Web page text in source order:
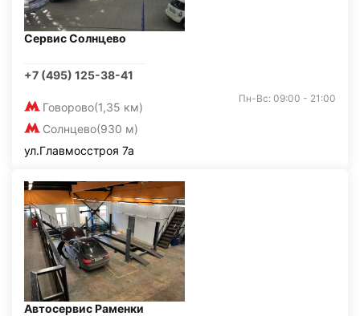
Сервис Солнцево
+7 (495) 125-38-41
Говорово(1,35 км)
Солнцево(930 м)
Пн-Вс: 09:00 - 21:00
ул.Главмосстроя 7а
Автосервис Раменки